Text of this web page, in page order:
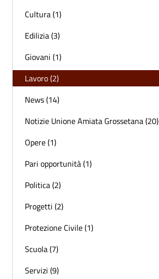
Cultura (1)
Edilizia (3)
Giovani (1)
Lavoro (2)
News (14)
Notizie Unione Amiata Grossetana (20)
Opere (1)
Pari opportunità (1)
Politica (2)
Progetti (2)
Protezione Civile (1)
Scuola (7)
Servizi (9)